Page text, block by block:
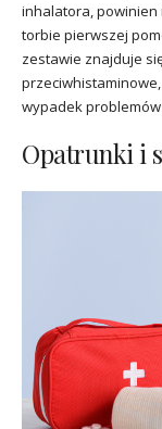
inhalatora, powinien
torbie pierwszej
zestawie znajduje
wypadek
Opatrunki i